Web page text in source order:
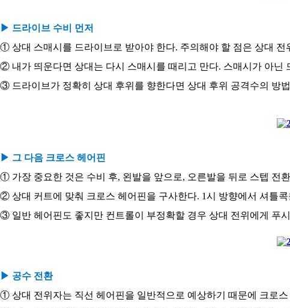
▶ 드라이브 수비 먼저
① 상대 스매시를 드라이브로 받아야 한다. 주의해야 할 점은 상대
② 내가 띄운다면 상대는 다시 스매시를 때리고 만다. 스매시가 아닌
③ 드라이브가 정확히 상대 후위를 향한다면 상대 후위 공격수의 방
▶ 그 다음 크로스 헤어핀
① 가장 중요한 것은 수비 후, 왼발을 앞으로, 오른발을 뒤로 스텝 전
② 상대 커트에 맞춰 크로스 헤어핀을 구사한다. 1시 방향에서 셔틀
③ 일반 헤어핀도 좋지만 컨트롤이 부정확할 경우 상대 전위에게 푸
▶ 공수 전환
① 상대 전위자는 직선 헤어핀을 일반적으로 예상하기 때문에 크로